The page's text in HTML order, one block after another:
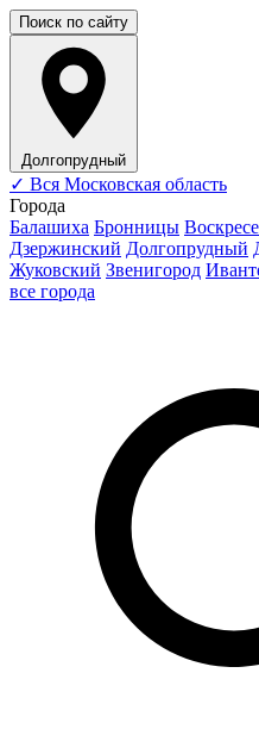
Поиск по сайту
Долгопрудный
✓ Вся Московская область
Города
Балашиха Бронницы
Дзержинский Долгопрудный
Жуковский Звенигород
все города